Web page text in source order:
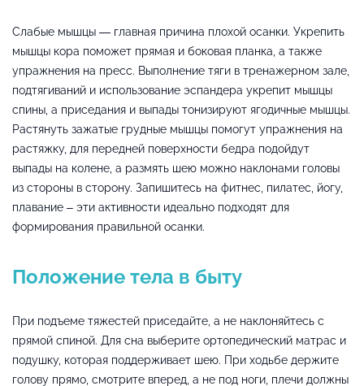
Слабые мышцы — главная причина плохой осанки. Укрепить
мышцы кора поможет прямая и боковая планка, а также
упражнения на пресс. Выполнение тяги в тренажерном зале,
подтягиваний и использование эспандера укрепит мышцы
спины, а приседания и выпады тонизируют ягодичные мышцы.
Растянуть зажатые грудные мышцы помогут упражнения на
растяжку, для передней поверхности бедра подойдут
выпады на колене, а размять шею можно наклонами головы
из стороны в сторону. Запишитесь на фитнес, пилатес, йогу,
плавание – эти активности идеально подходят для
формирования правильной осанки.
Положение тела в быту
При подъеме тяжестей приседайте, а не наклоняйтесь с
прямой спиной. Для сна выберите ортопедический матрас и
подушку, которая поддерживает шею. При ходьбе держите
голову прямо, смотрите вперед, а не под ноги, плечи должны